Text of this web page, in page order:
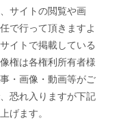
サイトの閲覧や画
で行って頂きますよ
イトで掲載している
権は各権利所有者様
・画像・動画等がご
恐れ入りますが下記
げます。